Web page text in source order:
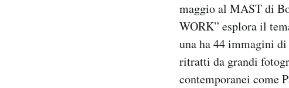
maggio al MAST di
WORK” esplora il
una ha 44 immagini
ritratti da grandi
contemporanei come